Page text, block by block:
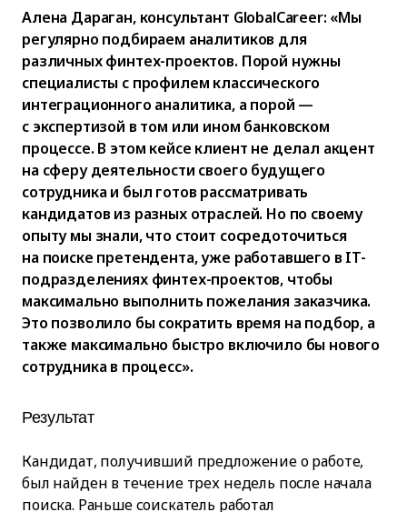
Алена Дараган, консультант GlobalCareer: «Мы
регулярно подбираем аналитиков для
различных финтех-проектов. Порой нужны
специалисты с профилем классического
интеграционного аналитика, а порой —
с экспертизой в том или ином банковском
процессе. В этом кейсе клиент не делал акцент
на сферу деятельности своего будущего
сотрудника и был готов рассматривать
кандидатов из разных отраслей. Но по своему
опыту мы знали, что стоит сосредоточиться
на поиске претендента, уже работавшего в IT-
подразделениях финтех-проектов, чтобы
максимально выполнить пожелания заказчика.
Это позволило бы сократить время на подбор, а
также максимально быстро включило бы нового
сотрудника в процесс».
Результат
Кандидат, получивший предложение о работе,
был найден в течение трех недель после начала
поиска. Раньше соискатель работал